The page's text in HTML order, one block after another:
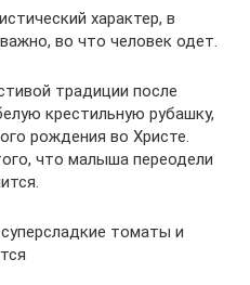
характер, в
во что человек одет.
традиции после
крестильную рубашку,
рождения во Христе.
что малыша переодели
томаты и